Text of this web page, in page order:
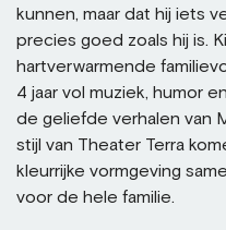
kunnen, maar dat hij iets
precies goed zoals hij is.
hartverwarmende
4 jaar vol muziek, humor
de geliefde verhalen van
stijl van Theater Terra
kleurrijke vormgeving
voor de hele familie.